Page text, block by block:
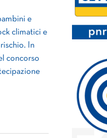
e
climatici e
In
concorso